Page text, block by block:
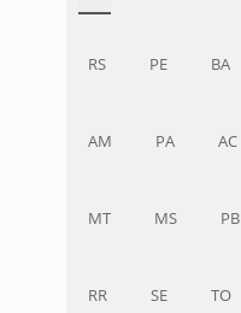
RS PE BA
AM PA AC
MT MS PB
RR SE TO